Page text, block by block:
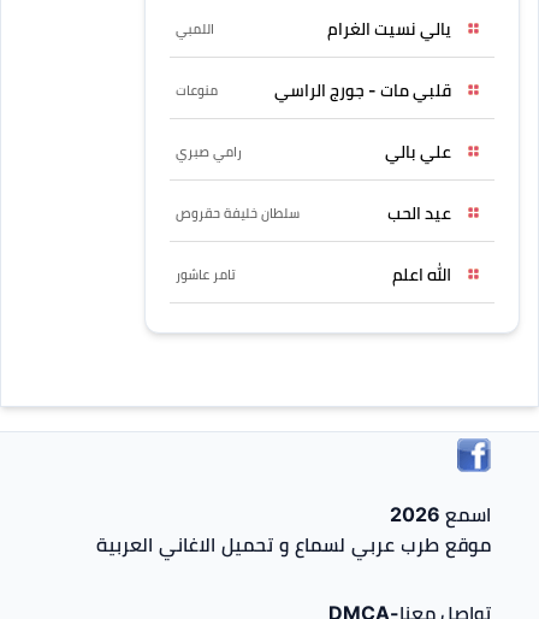
يالي نسيت الغرام اللمبي
قلبي مات - جورج الراسي منوعات
علي بالي رامي صبري
عيد الحب سلطان خليفة حقروص
الله اعلم تامر عاشور
اسمع 2026
موقع طرب عربي لسماع و تحميل الاغاني العربية
تواصل معنا-DMCA